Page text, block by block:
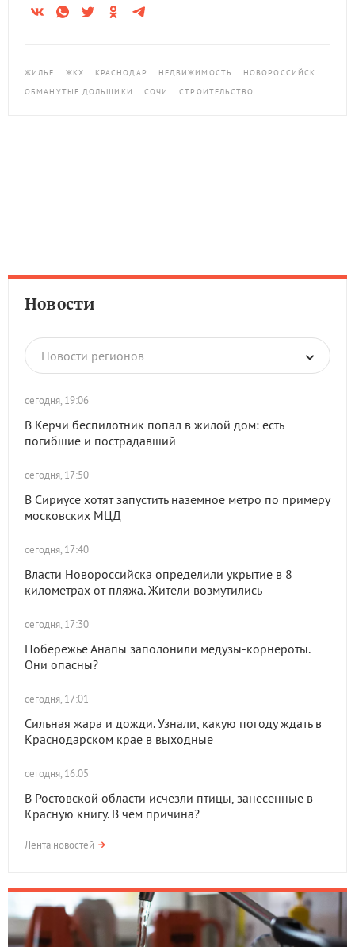
ЖИЛЬЕ ЖКХ КРАСНОДАР НЕДВИЖИМОСТЬ
НОВОРОССИЙСК
ОБМАНУТЫЕ ДОЛЬЩИКИ
СОЧИ СТРОИТЕЛЬСТВО
Новости
Новости регионов
сегодня, 19:06
В Керчи беспилотник попал в жилой дом: есть
погибшие и пострадавший
сегодня, 17:50
В Сириусе хотят запустить наземное метро по примеру
московских МЦД
сегодня, 17:40
Власти Новороссийска определили укрытие в 8
километрах от пляжа. Жители возмутились
сегодня, 17:30
Побережье Анапы заполонили медузы-корнероты.
Они опасны?
сегодня, 17:01
Сильная жара и дожди. Узнали, какую погоду ждать в
Краснодарском крае в выходные
сегодня, 16:05
В Ростовской области исчезли птицы, занесенные в
Красную книгу. В чем причина?
Лента новостей